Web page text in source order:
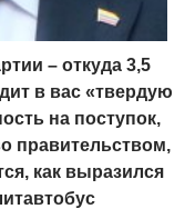
– откуда 3,5
в вас «твердую
на поступок,
правительством,
как выразился